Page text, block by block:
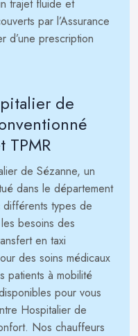
trajet fluide et
par l’Assurance
d’une prescription
de
TPMR
de Sézanne, un
dans le département
types de
besoins des
en taxi
des soins médicaux
patients à mobilité
pour vous
Hospitalier de
Nos chauffeurs